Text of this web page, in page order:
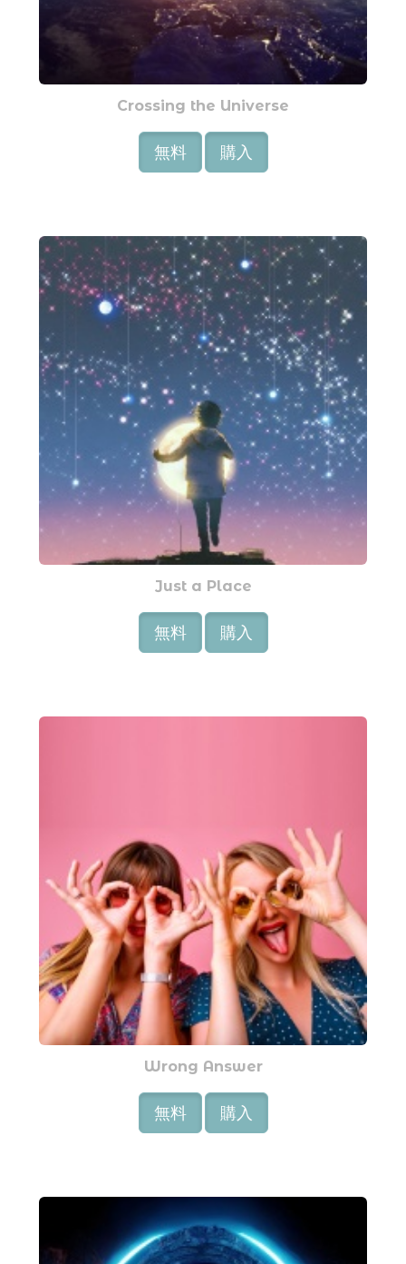
Crossing the Universe
無料 購入
Just a Place
無料 購入
Wrong Answer
無料 購入